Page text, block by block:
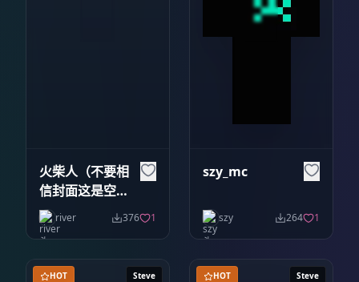
火柴人（不要相
信封面这是空心
的）river 376 1
szy_mc
szy 264 1
Steve
HOT Steve
HOT